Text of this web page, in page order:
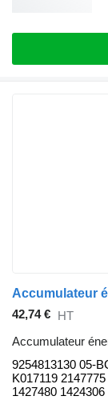
42,74 € HT
Accumulateur
9254813130 05-
K017119
1427480